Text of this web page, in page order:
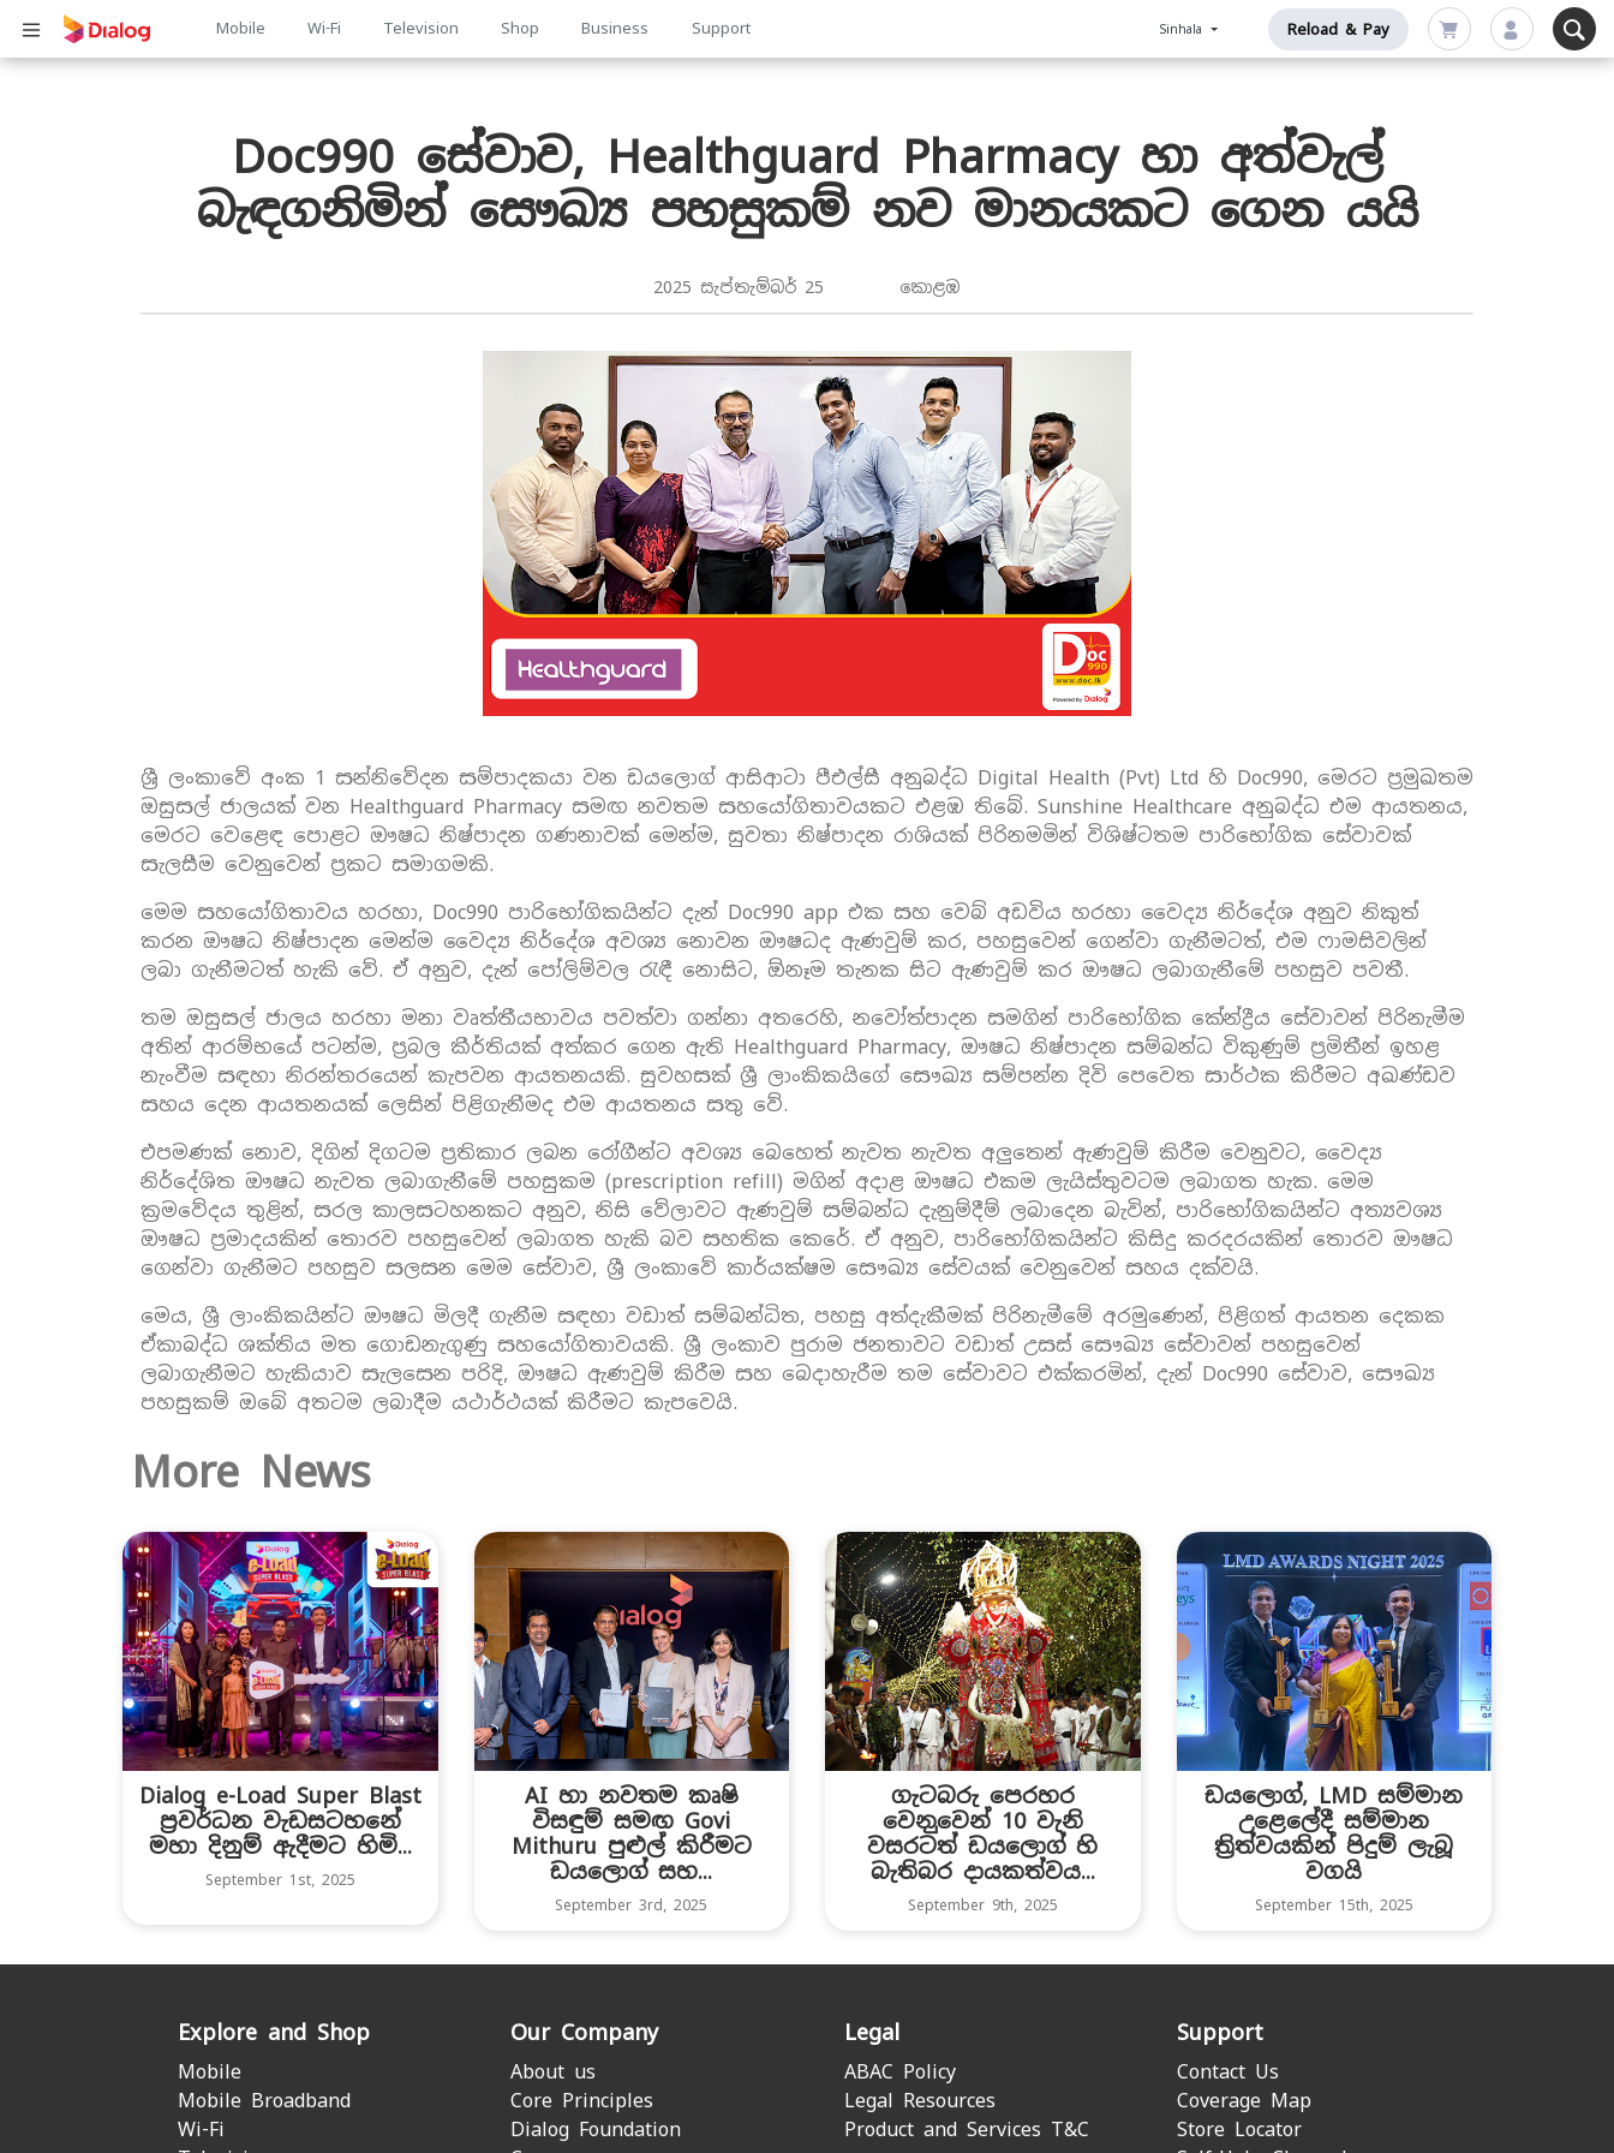
Main
Mobile Wi-Fi Television Shop Business Support Sinhala Reload & Pay
Body
Doc990 සේවාව, Healthguard Pharmacy හා අත්වැල්
බැඳගනිමින් සෞඛ්‍ය පහසුකම් නව මානයකට ගෙන යයි
2025 සැප්තැම්බර් 25 කොළඹ
ශ්‍රී ලංකාවේ අංක 1 සන්නිවේදන සම්පාදකයා වන ඩයලොග් ආසිආටා පීඑල්සී අනුබද්ධ Digital Health (Pvt) Ltd හි Doc990, මෙරට ප්‍රමුඛතම
ඔසුසල් ජාලයක් වන Healthguard Pharmacy සමඟ නවතම සහයෝගිතාවයකට එළඹ තිබේ. Sunshine Healthcare අනුබද්ධ එම ආයතනය,
මෙරට වෙළෙඳ පොළට ඖෂධ නිෂ්පාදන ගණනාවක් මෙන්ම, සුවතා නිෂ්පාදන රාශියක් පිරිනමමින් විශිෂ්ටතම පාරිභෝගික සේවාවක්
සැලසීම වෙනුවෙන් ප්‍රකට සමාගමකි.
මෙම සහයෝගිතාවය හරහා, Doc990 පාරිභෝගිකයින්ට දැන් Doc990 app එක සහ වෙබ් අඩවිය හරහා වෛද්‍ය නිර්දේශ අනුව නිකුත්
කරන ඖෂධ නිෂ්පාදන මෙන්ම වෛද්‍ය නිර්දේශ අවශ්‍ය නොවන ඖෂධද ඇණවුම් කර, පහසුවෙන් ගෙන්වා ගැනීමටත්, එම ෆාමසිවලින්
ලබා ගැනීමටත් හැකි වේ. ඒ අනුව, දැන් පෝලිම්වල රැඳී නොසිට, ඕනෑම තැනක සිට ඇණවුම් කර ඖෂධ ලබාගැනීමේ පහසුව පවතී.
තම ඔසුසල් ජාලය හරහා මනා වෘත්තීයභාවය පවත්වා ගන්නා අතරෙහි, නවෝත්පාදන සමගින් පාරිභෝගික කේන්ද්‍රීය සේවාවන් පිරිනැමීම
අතින් ආරම්භයේ පටන්ම, ප්‍රබල කීර්තියක් අත්කර ‌ගෙන ඇති Healthguard Pharmacy, ඖෂධ නිෂ්පාදන සම්බන්ධ විකුණුම් ප්‍රමිතීන් ඉහළ
නැංවීම සඳහා නිරන්තරයෙන් කැපවන ආයතනයකි. සුවහසක් ශ්‍රී ලාංකිකයිගේ සෞඛ්‍ය සම්පන්න දිවි පෙවෙත සාර්ථක කිරීමට අඛණ්ඩව
සහය දෙන ආයතනයක් ලෙසින් පිළිගැනීමද එම ආයතනය සතු වේ.
එපමණක් නොව, දිගින් දිගටම ප්‍රතිකාර ලබන රෝගීන්ට අවශ්‍ය බෙහෙත් නැවත නැවත අලුතෙන් ඇණවුම් කිරීම වෙනුවට, වෛද්‍ය
නිර්දේශිත ඖෂධ නැවත ලබාගැනීමේ පහසුකම (prescription refill) මගින් අදාළ ඖෂධ එකම ලැයිස්තුවටම ලබාගත හැක. මෙම
ක්‍රමවේදය තුළින්, සරල කාලසටහනකට අනුව, නිසි වේලාවට ඇණවුම් සම්බන්ධ දැනුම්දීම් ලබාදෙන බැවින්, පාරිභෝගිකයින්ට අත්‍යවශ්‍ය
ඖෂධ ප්‍රමාදයකින් තොරව පහසුවෙන් ලබාගත හැකි බව සහතික කෙරේ. ඒ අනුව, පාරිභෝගිකයින්ට කිසිදු කරදරයකින් තොරව ඖෂධ
ගෙන්වා ගැනීමට පහසුව සලසන මෙම සේවාව, ශ්‍රී ලංකාවේ කාර්යක්ෂම සෞඛ්‍ය සේවයක් වෙනුවෙන් සහය දක්වයි.
මෙය, ශ්‍රී ලාංකිකයින්ට ඖෂධ මිලදී ගැනීම සඳහා වඩාත් සම්බන්ධිත, පහසු අත්දැකීමක් පිරිනැමීමේ අරමුණෙන්, පිළිගත් ආයතන දෙකක
ඒකාබද්ධ ශක්තිය මත ගොඩනැගුණු සහයෝගිතාවයකි. ශ්‍රී ලංකාව පුරාම ජනතාවට වඩාත් උසස් සෞඛ්‍ය සේවාවන් පහසුවෙන්
ලබාගැනීමට හැකියාව සැලසෙන පරිදි, ඖෂධ ඇණවුම් කිරීම සහ බෙදාහැරීම තම සේවාවට එක්කරමින්, දැන් Doc990 සේවාව, සෞඛ්‍ය
පහසුකම් ඔබේ අතටම ලබාදීම යථාර්ථයක් කිරීමට කැපවෙයි.
More News
Dialog e-Load Super Blast
ප්‍රවර්ධන වැඩසටහනේ
මහා දිනුම් ඇදීමට හිමි...
September 1st, 2025
AI හා නවතම කෘෂි
විසඳුම් සමඟ Govi
Mithuru පුළුල් කිරීමට
ඩයලොග් සහ...
September 3rd, 2025
ගැටබරු පෙරහර
වෙන‍ුවෙන් 10 වැනි
වසරටත් ඩයලොග් හි
බැතිබර දායකත්වය...
September 9th, 2025
ඩයලොග්, LMD සම්මාන
උළෙලේදී සම්මාන
ත්‍රිත්වයකින් පිදුම් ලැබූ
වගයි
September 15th, 2025
Explore and Shop
Mobile
Mobile Broadband
Wi-Fi
Our Company
About us
Core Principles
Dialog Foundation
Legal
ABAC Policy
Legal Resources
Product and Services T&C
Support
Contact Us
Coverage Map
Store Locator